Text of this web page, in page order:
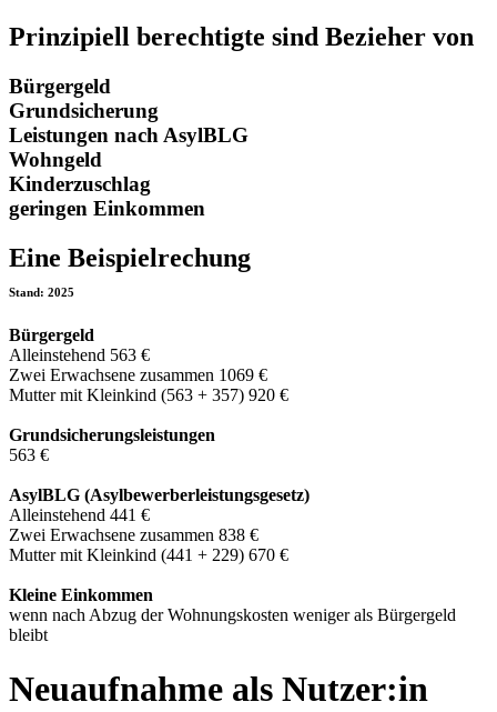
Prinzipiell berechtigte sind Bezieher von
Bürgergeld
Grundsicherung
Leistungen nach AsylBLG
Wohngeld
Kinderzuschlag
geringen Einkommen
Eine Beispielrechung
Stand: 2025
Bürgergeld
Alleinstehend 563 €
Zwei Erwachsene zusammen 1069 €
Mutter mit Kleinkind (563 + 357) 920 €
Grundsicherungsleistungen
563 €
AsylBLG (Asylbewerberleistungsgesetz)
Alleinstehend 441 €
Zwei Erwachsene zusammen 838 €
Mutter mit Kleinkind (441 + 229) 670 €
Kleine Einkommen
wenn nach Abzug der Wohnungskosten weniger als Bürgergeld
bleibt
Neuaufnahme als Nutzer:in